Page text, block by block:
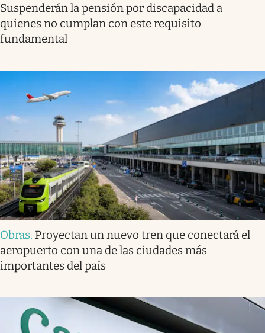
Suspenderán la pensión por discapacidad a
quienes no cumplan con este requisito
fundamental
Obras. Proyectan un nuevo tren que conectará el
aeropuerto con una de las ciudades más
importantes del país